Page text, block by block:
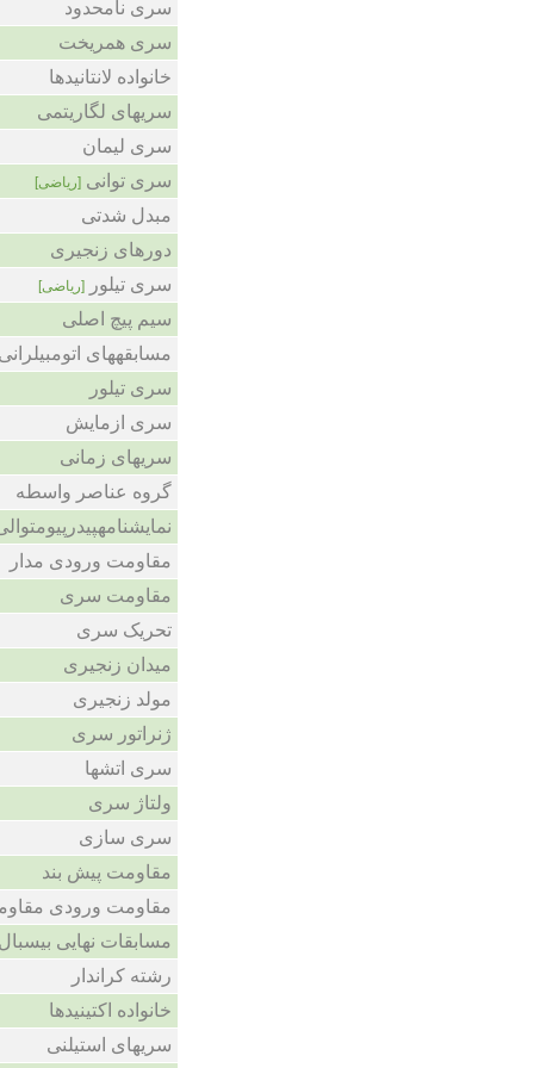
سری نامحدود
سری همریخت
خانواده لانتانیدها
سریهای لگاریتمی
سری لیمان
سری توانی [ریاضی]
مبدل شدتی
دورهای زنجیری
سری تیلور [ریاضی]
سیم پیچ اصلی
مسابقههای
سری تیلور
سری ازمایش
سریهای زمانی
گروه عناصر واسطه
مقاومت ورودی مدار
مقاومت سری
تحریک سری
میدان زنجیری
مولد زنجیری
ژنراتور سری
سری اتشها
ولتاژ سری
سری سازی
مقاومت پیش بند
مقاومت ورودی
مسابقات نهایی بیسبال
رشته کراندار
خانواده اکتینیدها
سریهای استیلنی